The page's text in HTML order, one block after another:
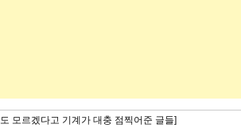
모르겠다고 기계가 대충 점찍어준 글들]